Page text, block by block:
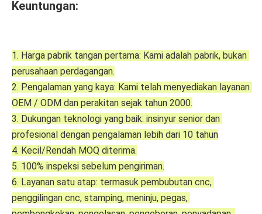
Keuntungan:
1. Harga pabrik tangan pertama: Kami adalah pabrik, bukan
perusahaan perdagangan.
2. Pengalaman yang kaya: Kami telah menyediakan layanan
OEM / ODM dan perakitan sejak tahun 2000.
3. Dukungan teknologi yang baik: insinyur senior dan
profesional dengan pengalaman lebih dari 10 tahun
4. Kecil/Rendah MOQ diterima.
5. 100% inspeksi sebelum pengiriman.
6. Layanan satu atap: termasuk pembubutan cnc,
penggilingan cnc, stamping, meninju, pegas,